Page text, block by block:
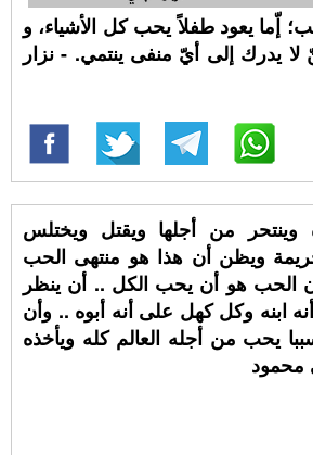
إّما يعود طفلاً يحب كل الأشياء، و
يدرك إلی أيّ منفى ينتمي. - نزار
من أجلها ويقتل ويختلس
ويظن أن هذا هو منتهى الحب
الحب هو أن يحب الكل .. أن ينظر
ابنه وكل كهل على أنه أبوه .. وأن
يحب من أجله العالم كله ويأخذه